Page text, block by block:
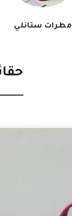
مطرات ستانلي